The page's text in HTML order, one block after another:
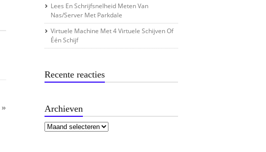
»
Lees En Schrijfsnelheid Meten Van
Nas/server Met Parkdale
Virtuele Machine Met 4 Virtuele Schijven Of
Één Schijf
Recente reacties
Archieven